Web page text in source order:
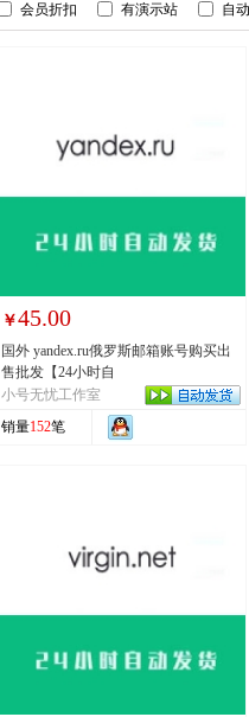
会员折扣 有演示站 自
￥45.00
国外 yandex.ru俄罗斯邮箱账号购买出
售批发【24小时自
小号无忧工作室
销量152笔